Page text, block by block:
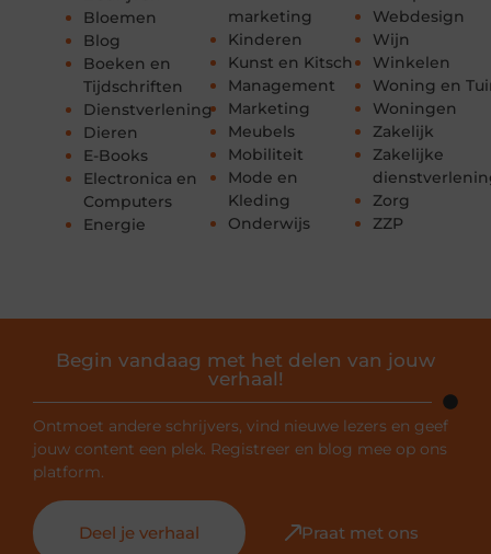
Bloemen
Blog
Boeken en
Tijdschriften
Dienstverlening
Dieren
E-Books
Electronica en
Computers
Energie
marketing
Kinderen
Kunst en Kitsch
Management
Marketing
Meubels
Mobiliteit
Mode en
Kleding
Onderwijs
Webdesign
Wijn
Winkelen
Woning en
Woningen
Zakelijk
Zakelijke
Zorg
ZZP
Begin vandaag met het delen van jouw
verhaal!
Ontmoet andere schrijvers, vind nieuwe lezers en geef
jouw content een plek. Registreer en blog mee op ons
platform.
Deel je verhaal Praat met ons